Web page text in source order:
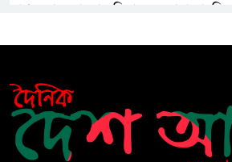
মাগফেরাত কামনায় মিলাদ ও দোয়া মাহফিল
নির্বাচনের
‘পলাতক শক্তি’